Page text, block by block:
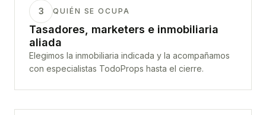
3 QUIÉN SE OCUPA
Tasadores, marketers e inmobiliaria
aliada
Elegimos la inmobiliaria indicada y la acompañamos
con especialistas TodoProps hasta el cierre.